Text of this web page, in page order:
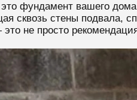
фундамент вашего
сквозь стены подвала,
не просто